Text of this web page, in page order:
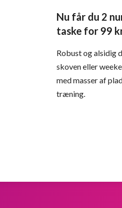
Nu får du 2
taske for 99
Robust og alsidig
skoven eller
med masser af
træning.